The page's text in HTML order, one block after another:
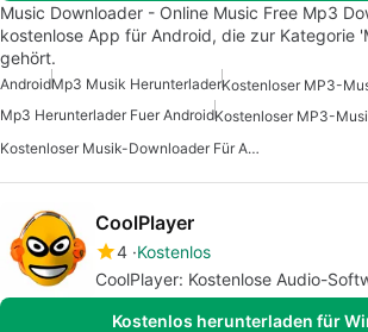
Music Downloader - Online Music Free Mp3
kostenlose App für Android, die zur Kategorie
gehört.
AndroidMp3 Musik Herunterlader
Mp3 Herunterlader Fuer AndroidKostenloser MP3-
Kostenloser Musik-Downloader Für Android
CoolPlayer
4 Kostenlos
CoolPlayer: Kostenlose Audio-
Kostenlos herunterladen für